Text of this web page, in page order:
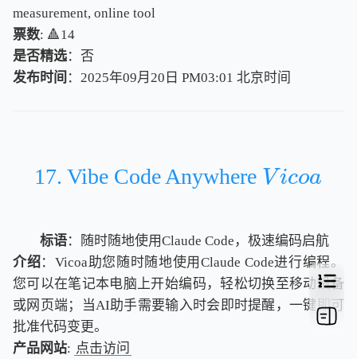
measurement, online tool
票数: 🔺14
是否精选：否
发布时间 ：2025年09月20日 PM03:01 北京时间
北京时间
17. Vibe Code Anywhere V icoa
Vicoa
标语：随时随地使用Claude Code，极速编码启航
介绍：Vicoa助您随时随地使用Claude Code进行编程。
您可以在笔记本电脑上开始编码，轻松切换至移动设备
或网页端；当AI助手需要输入时会即时提醒，一键即可
批准代码变更。
产品网站: 点击访问